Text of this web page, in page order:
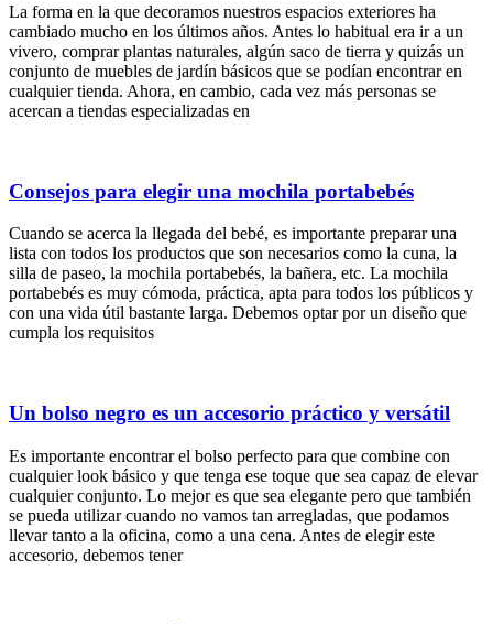
La forma en la que decoramos nuestros espacios exteriores ha
cambiado mucho en los últimos años. Antes lo habitual era ir a un
vivero, comprar plantas naturales, algún saco de tierra y quizás un
conjunto de muebles de jardín básicos que se podían encontrar en
cualquier tienda. Ahora, en cambio, cada vez más personas se
acercan a tiendas especializadas en
Consejos para elegir una mochila portabebés
Cuando se acerca la llegada del bebé, es importante preparar una
lista con todos los productos que son necesarios como la cuna, la
silla de paseo, la mochila portabebés, la bañera, etc. La mochila
portabebés es muy cómoda, práctica, apta para todos los públicos y
con una vida útil bastante larga. Debemos optar por un diseño que
cumpla los requisitos
Un bolso negro es un accesorio práctico y versátil
Es importante encontrar el bolso perfecto para que combine con
cualquier look básico y que tenga ese toque que sea capaz de elevar
cualquier conjunto. Lo mejor es que sea elegante pero que también
se pueda utilizar cuando no vamos tan arregladas, que podamos
llevar tanto a la oficina, como a una cena. Antes de elegir este
accesorio, debemos tener